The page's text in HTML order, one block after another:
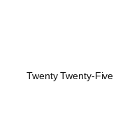
Twenty Twenty-Five